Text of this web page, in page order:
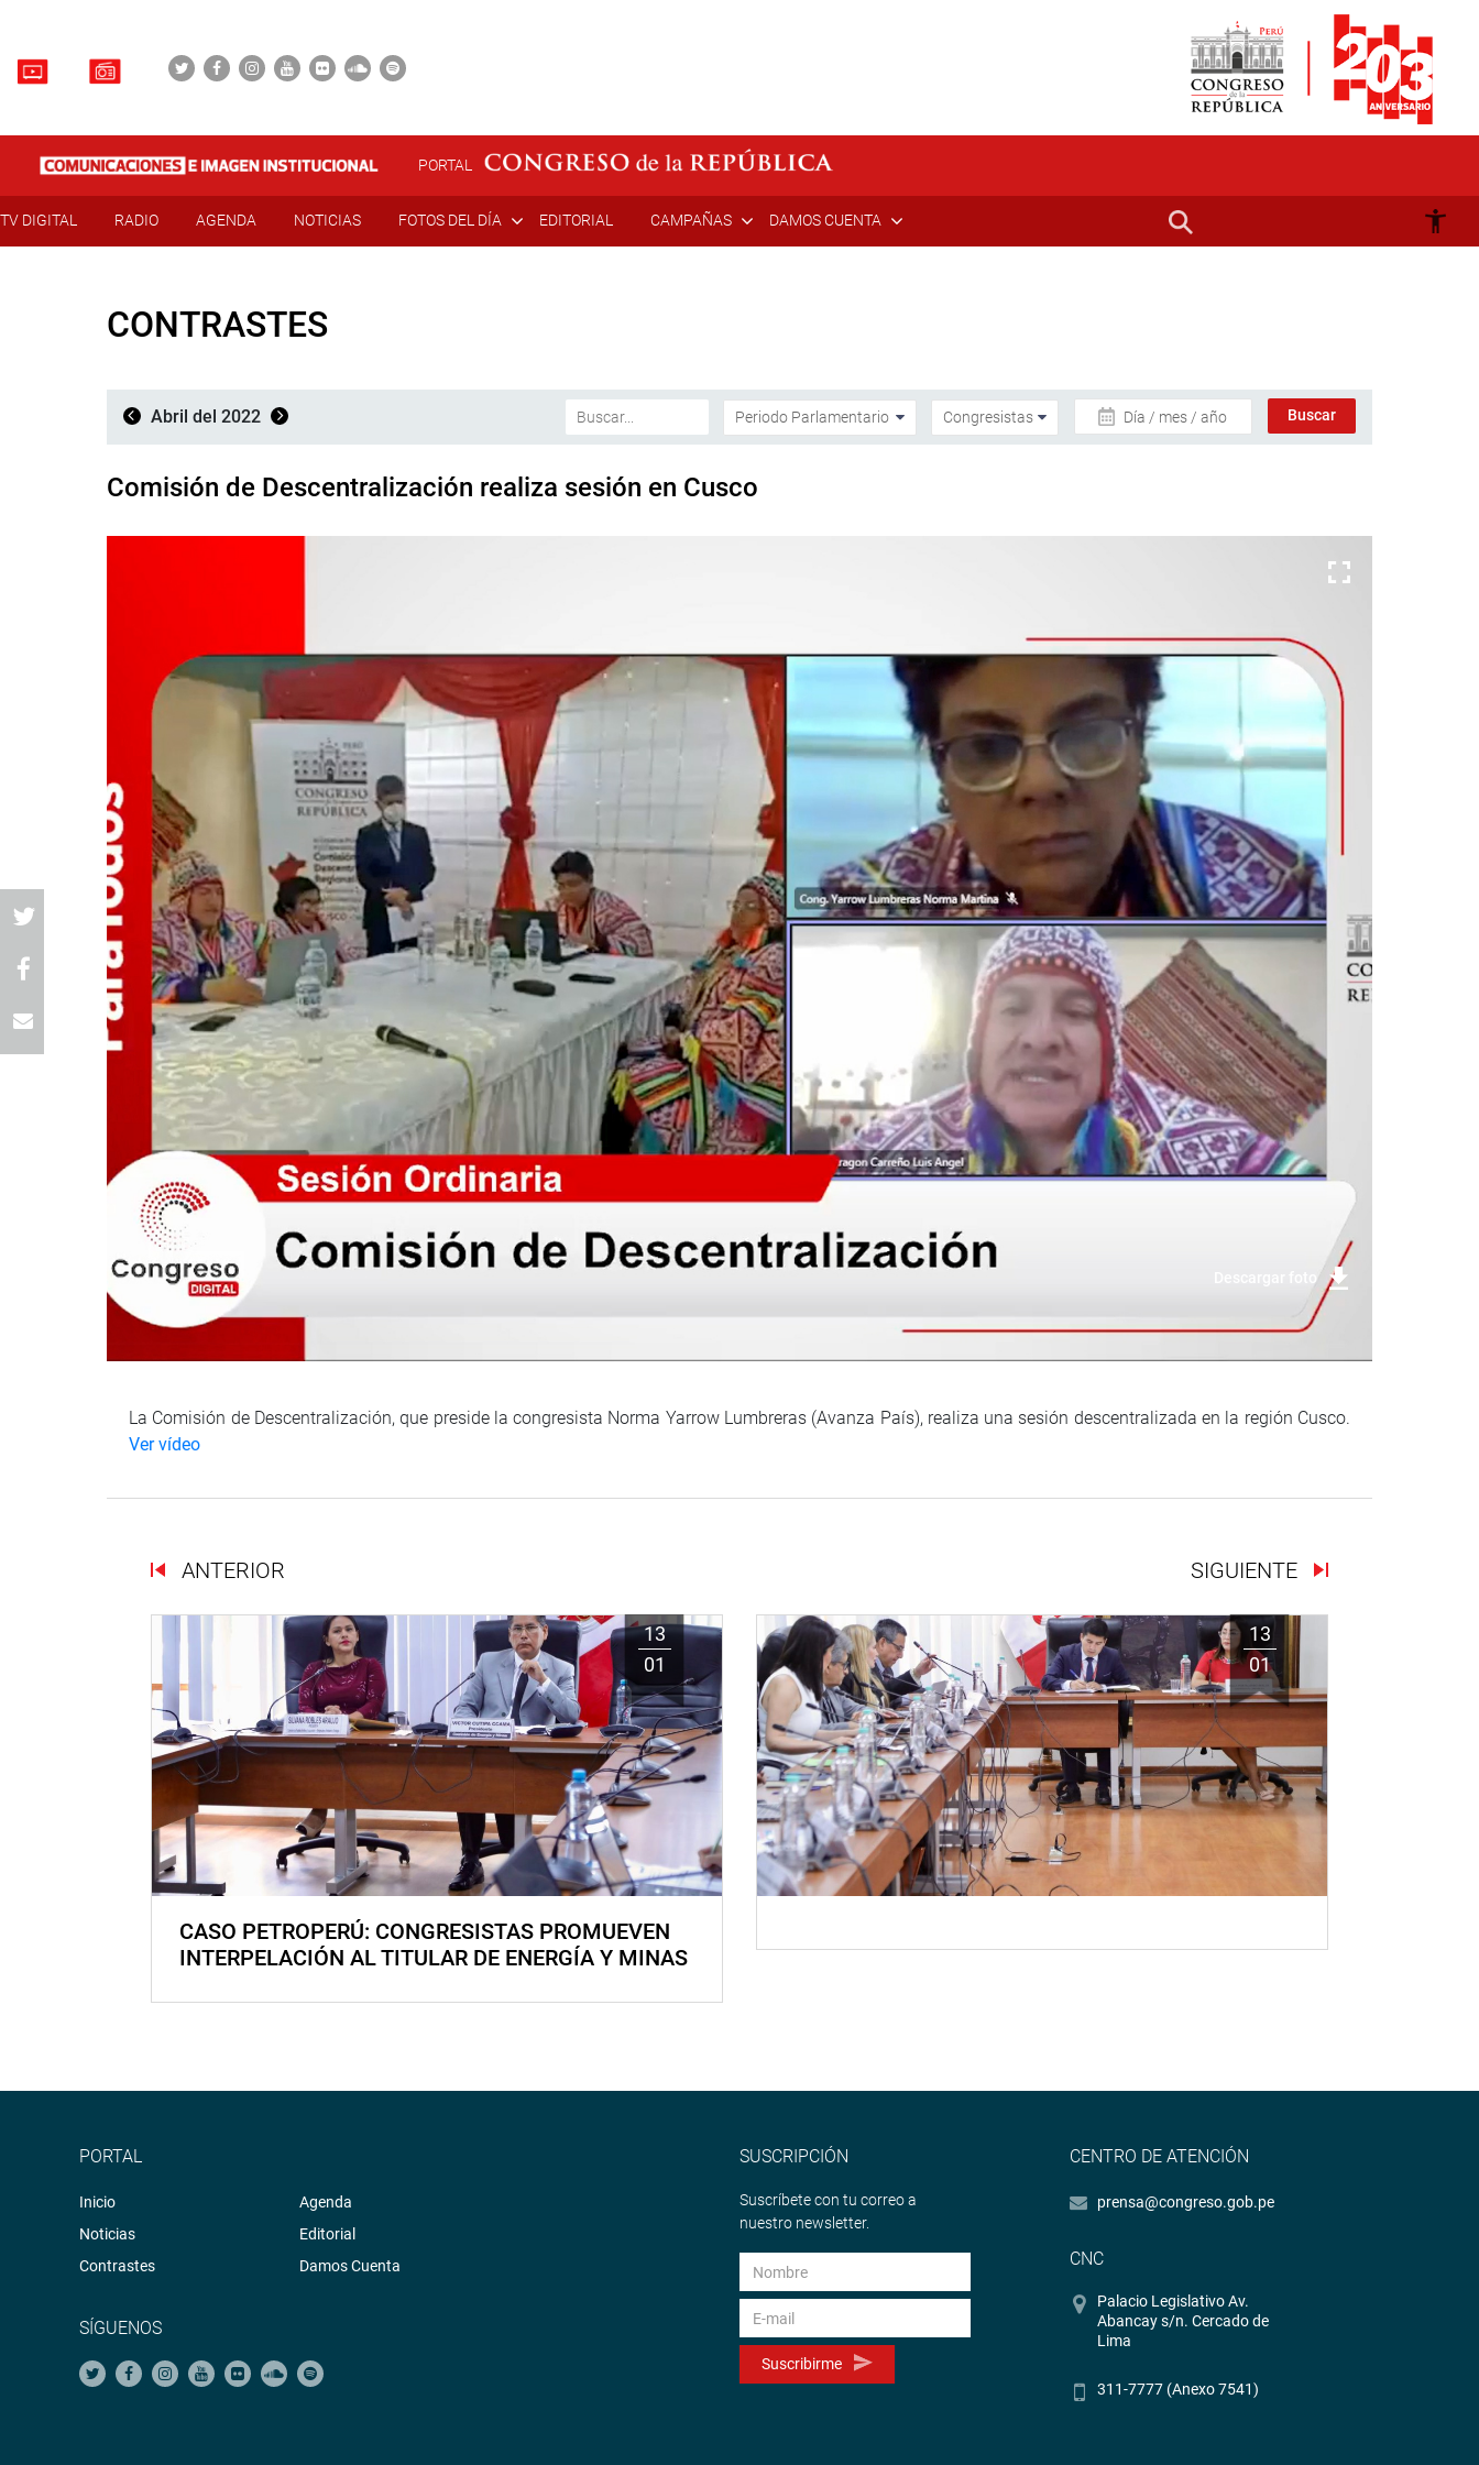
PORTAL
TV DIGITAL RADIO AGENDA NOTICIAS FOTOS DEL DÍA EDITORIAL CAMPAÑAS DAMOS CUENTA
CONTRASTES
Abril del 2022 Día / mes / año
Comisión de Descentralización realiza sesión en Cusco
La Comisión de Descentralización, que preside la congresista Norma Yarrow Lumbreras (Avanza País), realiza una sesión descentralizada en la región Cusco.
Ver vídeo
ANTERIOR SIGUIENTE
13
01
CASO PETROPERÚ: CONGRESISTAS PROMUEVEN
INTERPELACIÓN AL TITULAR DE ENERGÍA Y MINAS
13
01
PORTAL
Inicio
Noticias
Contrastes
Agenda
Editorial
Damos Cuenta
SÍGUENOS
SUSCRIPCIÓN
Suscríbete con tu correo a
nuestro newsletter.
Suscribirme
CENTRO DE ATENCIÓN
prensa@congreso.gob.pe
CNC
Palacio Legislativo Av.
Abancay s/n. Cercado de
Lima
311-7777 (Anexo 7541)